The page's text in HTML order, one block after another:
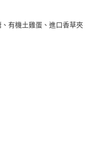
有機土雞蛋、進口香草